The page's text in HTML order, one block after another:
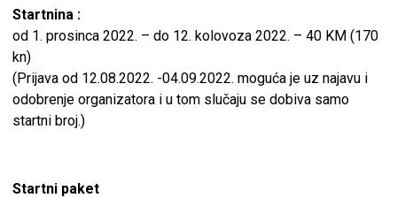
Startnina :
od 1. prosinca 2022. – do 12. kolovoza 2022. – 40 KM (170
kn)
(Prijava od 12.08.2022. -04.09.2022. moguća je uz najavu i
odobrenje organizatora i u tom slučaju se dobiva samo
startni broj.)
Startni paket